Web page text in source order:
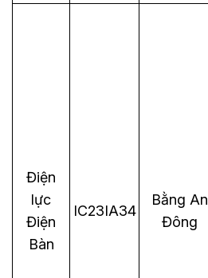
Điện
lực
Điện
Bàn
IC23IA34
Bằng An
Đông